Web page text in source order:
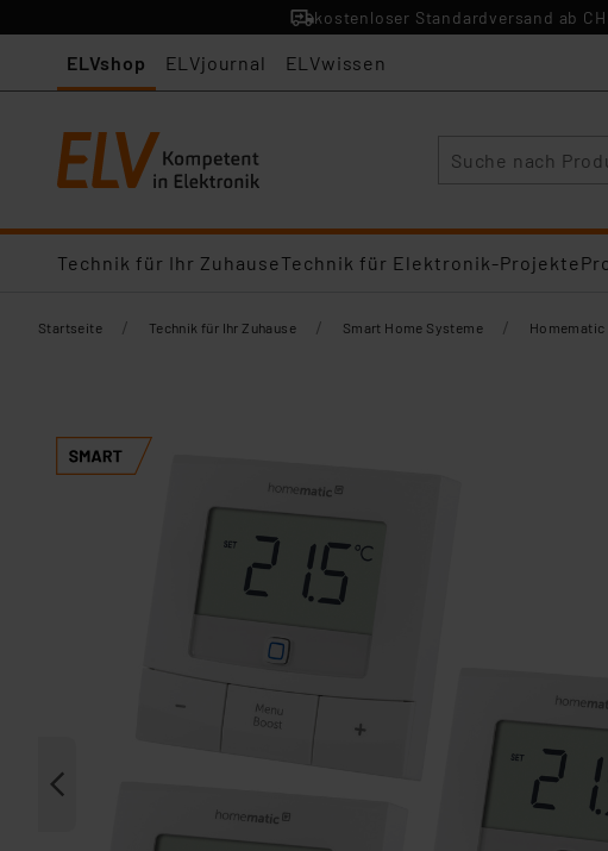
kostenloser Standardversand ab
ELVshop ELVjournal ELVwissen
Technik für Ihr ZuhauseTechnik für Elektronik-Projekte
Startseite / Technik für Ihr Zuhause / Smart Home Systeme / Homematic